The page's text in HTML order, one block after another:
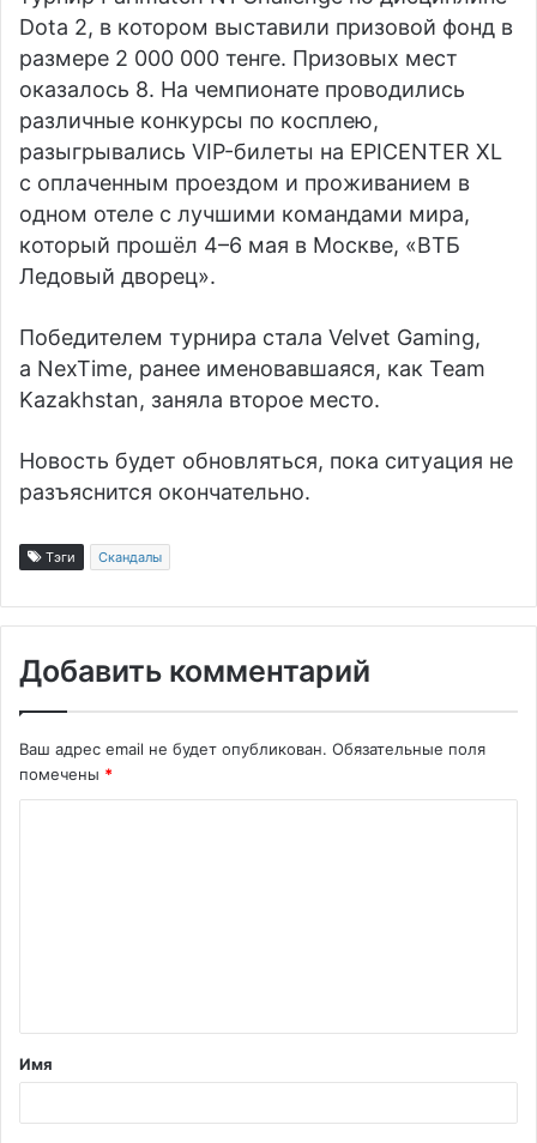
Dota 2, в котором выставили призовой фонд в
размере 2 000 000 тенге. Призовых мест
оказалось 8. На чемпионате проводились
различные конкурсы по косплею,
разыгрывались VIP-билеты на EPICENTER XL
с оплаченным проездом и проживанием в
одном отеле с лучшими командами мира,
который прошёл 4–6 мая в Москве, «ВТБ
Ледовый дворец».
Победителем турнира стала Velvet Gaming,
а NexTime, ранее именовавшаяся, как Team
Kazakhstan, заняла второе место.
Новость будет обновляться, пока ситуация не
разъяснится окончательно.
Тэги Скандалы
Добавить комментарий
Ваш адрес email не будет опубликован. Обязательные поля
помечены *
т
а
Имя